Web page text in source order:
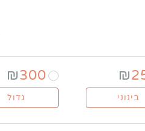
₪
₪300
בינוני גדול